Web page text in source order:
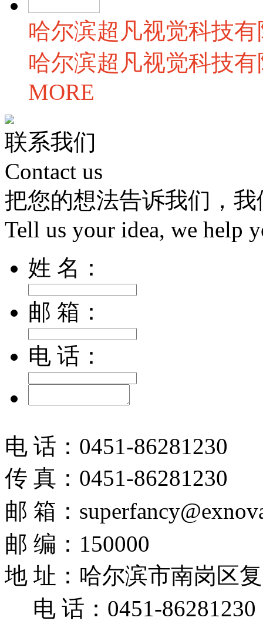
哈尔滨超凡视觉科技
哈尔滨超凡视觉科技
MORE
联系我们
Contact us
把您的想法告诉我们，
Tell us your idea, we help
姓 名：
邮 箱：
电 话：
电 话：0451-86281230
传 真：0451-86281230
邮 箱：
邮 编：150000
地 址：哈尔滨市南岗区
电 话：0451-